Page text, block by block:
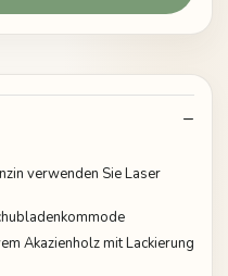
verwenden Sie Laser
Akazienholz mit Lackierung